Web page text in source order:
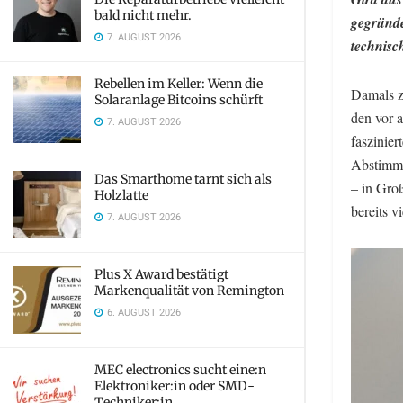
bald nicht mehr.
7. AUGUST 2026
Rebellen im Keller: Wenn die
Solaranlage Bitcoins schürft
7. AUGUST 2026
Das Smarthome tarnt sich als
Holzlatte
7. AUGUST 2026
Plus X Award bestätigt
Markenqualität von Remington
6. AUGUST 2026
MEC electronics sucht eine:n
Elektroniker:in oder SMD-
Damals
den vor
– in
bereits